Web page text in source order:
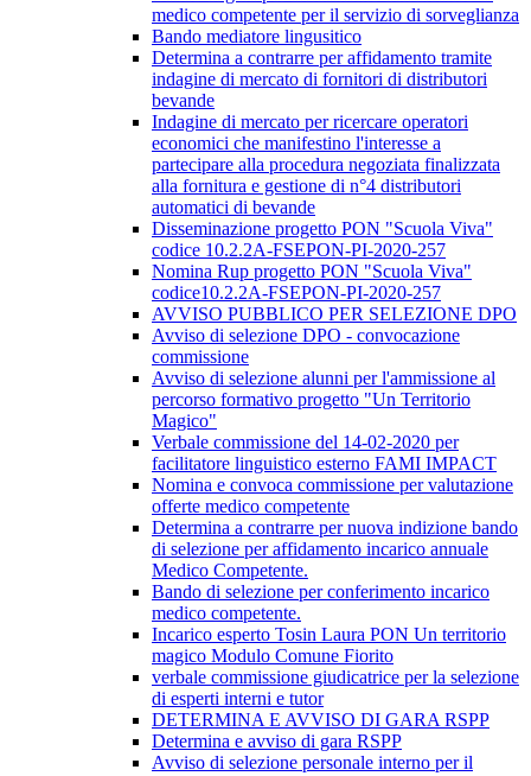
medico competente per il servizio di sorveglianza
Bando mediatore lingusitico
Determina a contrarre per affidamento tramite
indagine di mercato di fornitori di distributori
bevande
Indagine di mercato per ricercare operatori
economici che manifestino l'interesse a
partecipare alla procedura negoziata finalizzata
alla fornitura e gestione di n°4 distributori
automatici di bevande
Disseminazione progetto PON "Scuola Viva"
codice 10.2.2A-FSEPON-PI-2020-257
Nomina Rup progetto PON "Scuola Viva"
codice10.2.2A-FSEPON-PI-2020-257
AVVISO PUBBLICO PER SELEZIONE DPO
Avviso di selezione DPO - convocazione
commissione
Avviso di selezione alunni per l'ammissione al
percorso formativo progetto "Un Territorio
Magico"
Verbale commissione del 14-02-2020 per
facilitatore linguistico esterno FAMI IMPACT
Nomina e convoca commissione per valutazione
offerte medico competente
Determina a contrarre per nuova indizione bando
di selezione per affidamento incarico annuale
Medico Competente.
Bando di selezione per conferimento incarico
medico competente.
Incarico esperto Tosin Laura PON Un territorio
magico Modulo Comune Fiorito
verbale commissione giudicatrice per la selezione
di esperti interni e tutor
DETERMINA E AVVISO DI GARA RSPP
Determina e avviso di gara RSPP
Avviso di selezione personale interno per il